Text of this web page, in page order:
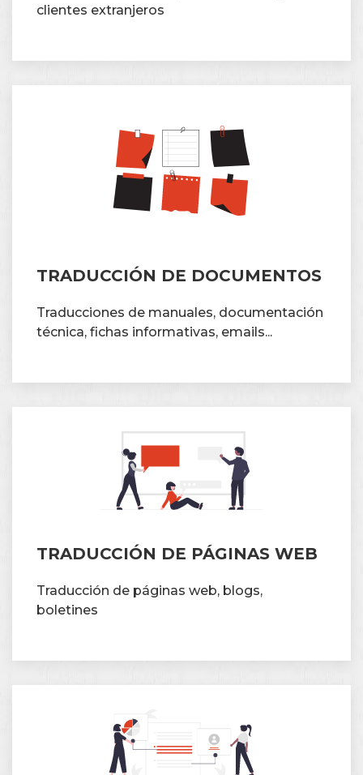
clientes extranjeros
TRADUCCIÓN DE DOCUMENTOS
Traducciones de manuales, documentación
técnica, fichas informativas, emails...
TRADUCCIÓN DE PÁGINAS WEB
Traducción de páginas web, blogs,
boletines